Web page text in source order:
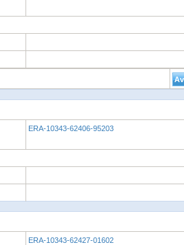
ERA-10343-62406-95203
ERA-10343-62427-01602